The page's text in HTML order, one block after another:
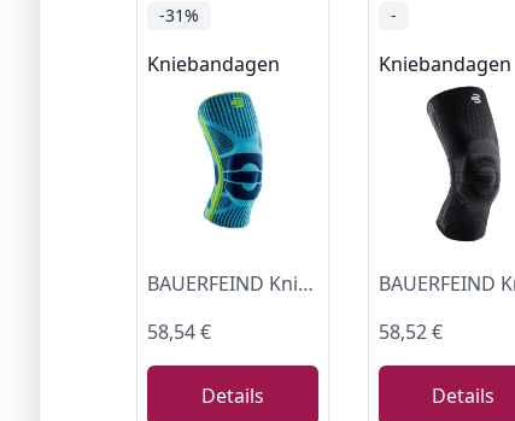
-31%
Kniebandagen
BAUERFEIND Kniebandage „Knee Support“ mit Silikonring, Rechts & links tragbar
58,54 €
Details
-
Kniebandagen
58,52 €
Details